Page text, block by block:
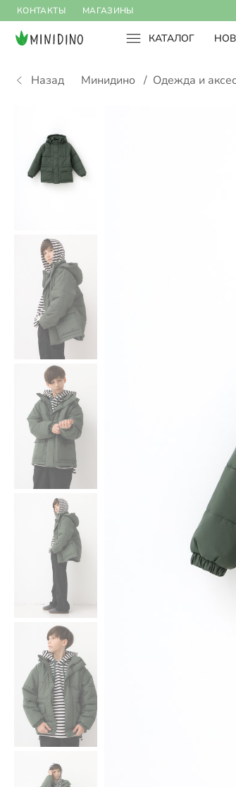
КОНТАКТЫ МАГАЗИНЫ
КАТАЛОГ
Назад Минидино / Одежда и